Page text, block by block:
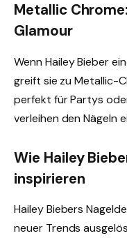
Metallic
Glamour
Wenn Hailey Bieber
greift sie zu Metallic-
perfekt für Partys
verleihen den Nägeln
Wie Hailey
inspirieren
Hailey Biebers
neuer Trends